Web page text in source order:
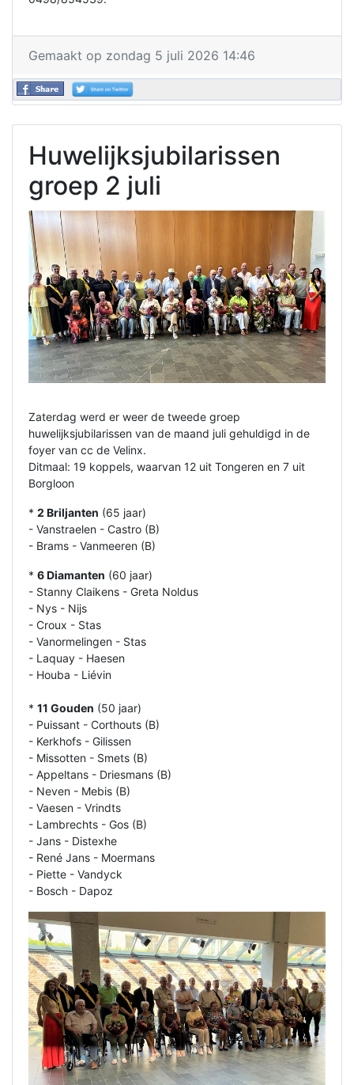
Gemaakt op zondag 5 juli 2026 14:46
Huwelijksjubilarissen
groep 2 juli
Zaterdag werd er weer de tweede groep
huwelijksjubilarissen van de maand juli gehuldigd in de
foyer van cc de Velinx.
Ditmaal: 19 koppels, waarvan 12 uit Tongeren en 7 uit
Borgloon
* 2 Briljanten (65 jaar)
- Vanstraelen - Castro (B)
- Brams - Vanmeeren (B)
* 6 Diamanten (60 jaar)
- Stanny Claikens - Greta Noldus
- Nys - Nijs
- Croux - Stas
- Vanormelingen - Stas
- Laquay - Haesen
- Houba - Liévin
* 11 Gouden (50 jaar)
- Puissant - Corthouts (B)
- Kerkhofs - Gilissen
- Missotten - Smets (B)
- Appeltans - Driesmans (B)
- Neven - Mebis (B)
- Vaesen - Vrindts
- Lambrechts - Gos (B)
- Jans - Distexhe
- René Jans - Moermans
- Piette - Vandyck
- Bosch - Dapoz